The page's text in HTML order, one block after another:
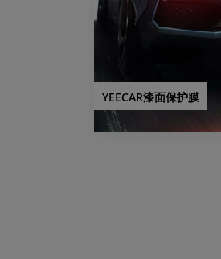
YEECAR漆面保护膜